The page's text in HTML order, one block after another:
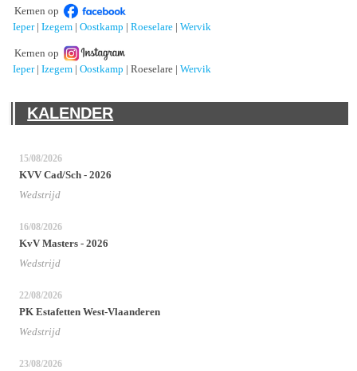
Kernen op
Ieper|Izegem |Oostkamp |Roeselare |Wervik
Kernen op
Ieper|Izegem |Oostkamp | Roeselare |Wervik
KALENDER
15/08/2026
KVV Cad/Sch - 2026
Wedstrijd
16/08/2026
KvV Masters - 2026
Wedstrijd
22/08/2026
PK Estafetten West-Vlaanderen
Wedstrijd
23/08/2026